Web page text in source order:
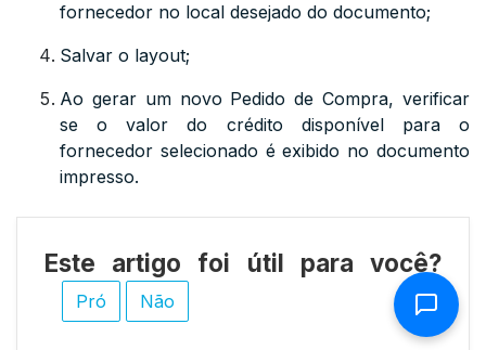
fornecedor no local desejado do documento;
Salvar o layout;
Ao gerar um novo Pedido de Compra, verificar
se o valor do crédito disponível para o
fornecedor selecionado é exibido no documento
impresso.
Este artigo foi útil para você?
Pró Não